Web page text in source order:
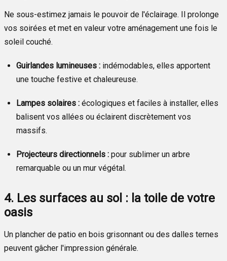
Ne sous-estimez jamais le pouvoir de l'éclairage. Il prolonge
vos soirées et met en valeur votre aménagement une fois le
soleil couché.
Guirlandes lumineuses : indémodables, elles apportent
une touche festive et chaleureuse.
Lampes solaires : écologiques et faciles à installer, elles
balisent vos allées ou éclairent discrètement vos
massifs.
Projecteurs directionnels : pour sublimer un arbre
remarquable ou un mur végétal.
4. Les surfaces au sol : la toile de votre
oasis
Un plancher de patio en bois grisonnant ou des dalles ternes
peuvent gâcher l'impression générale.